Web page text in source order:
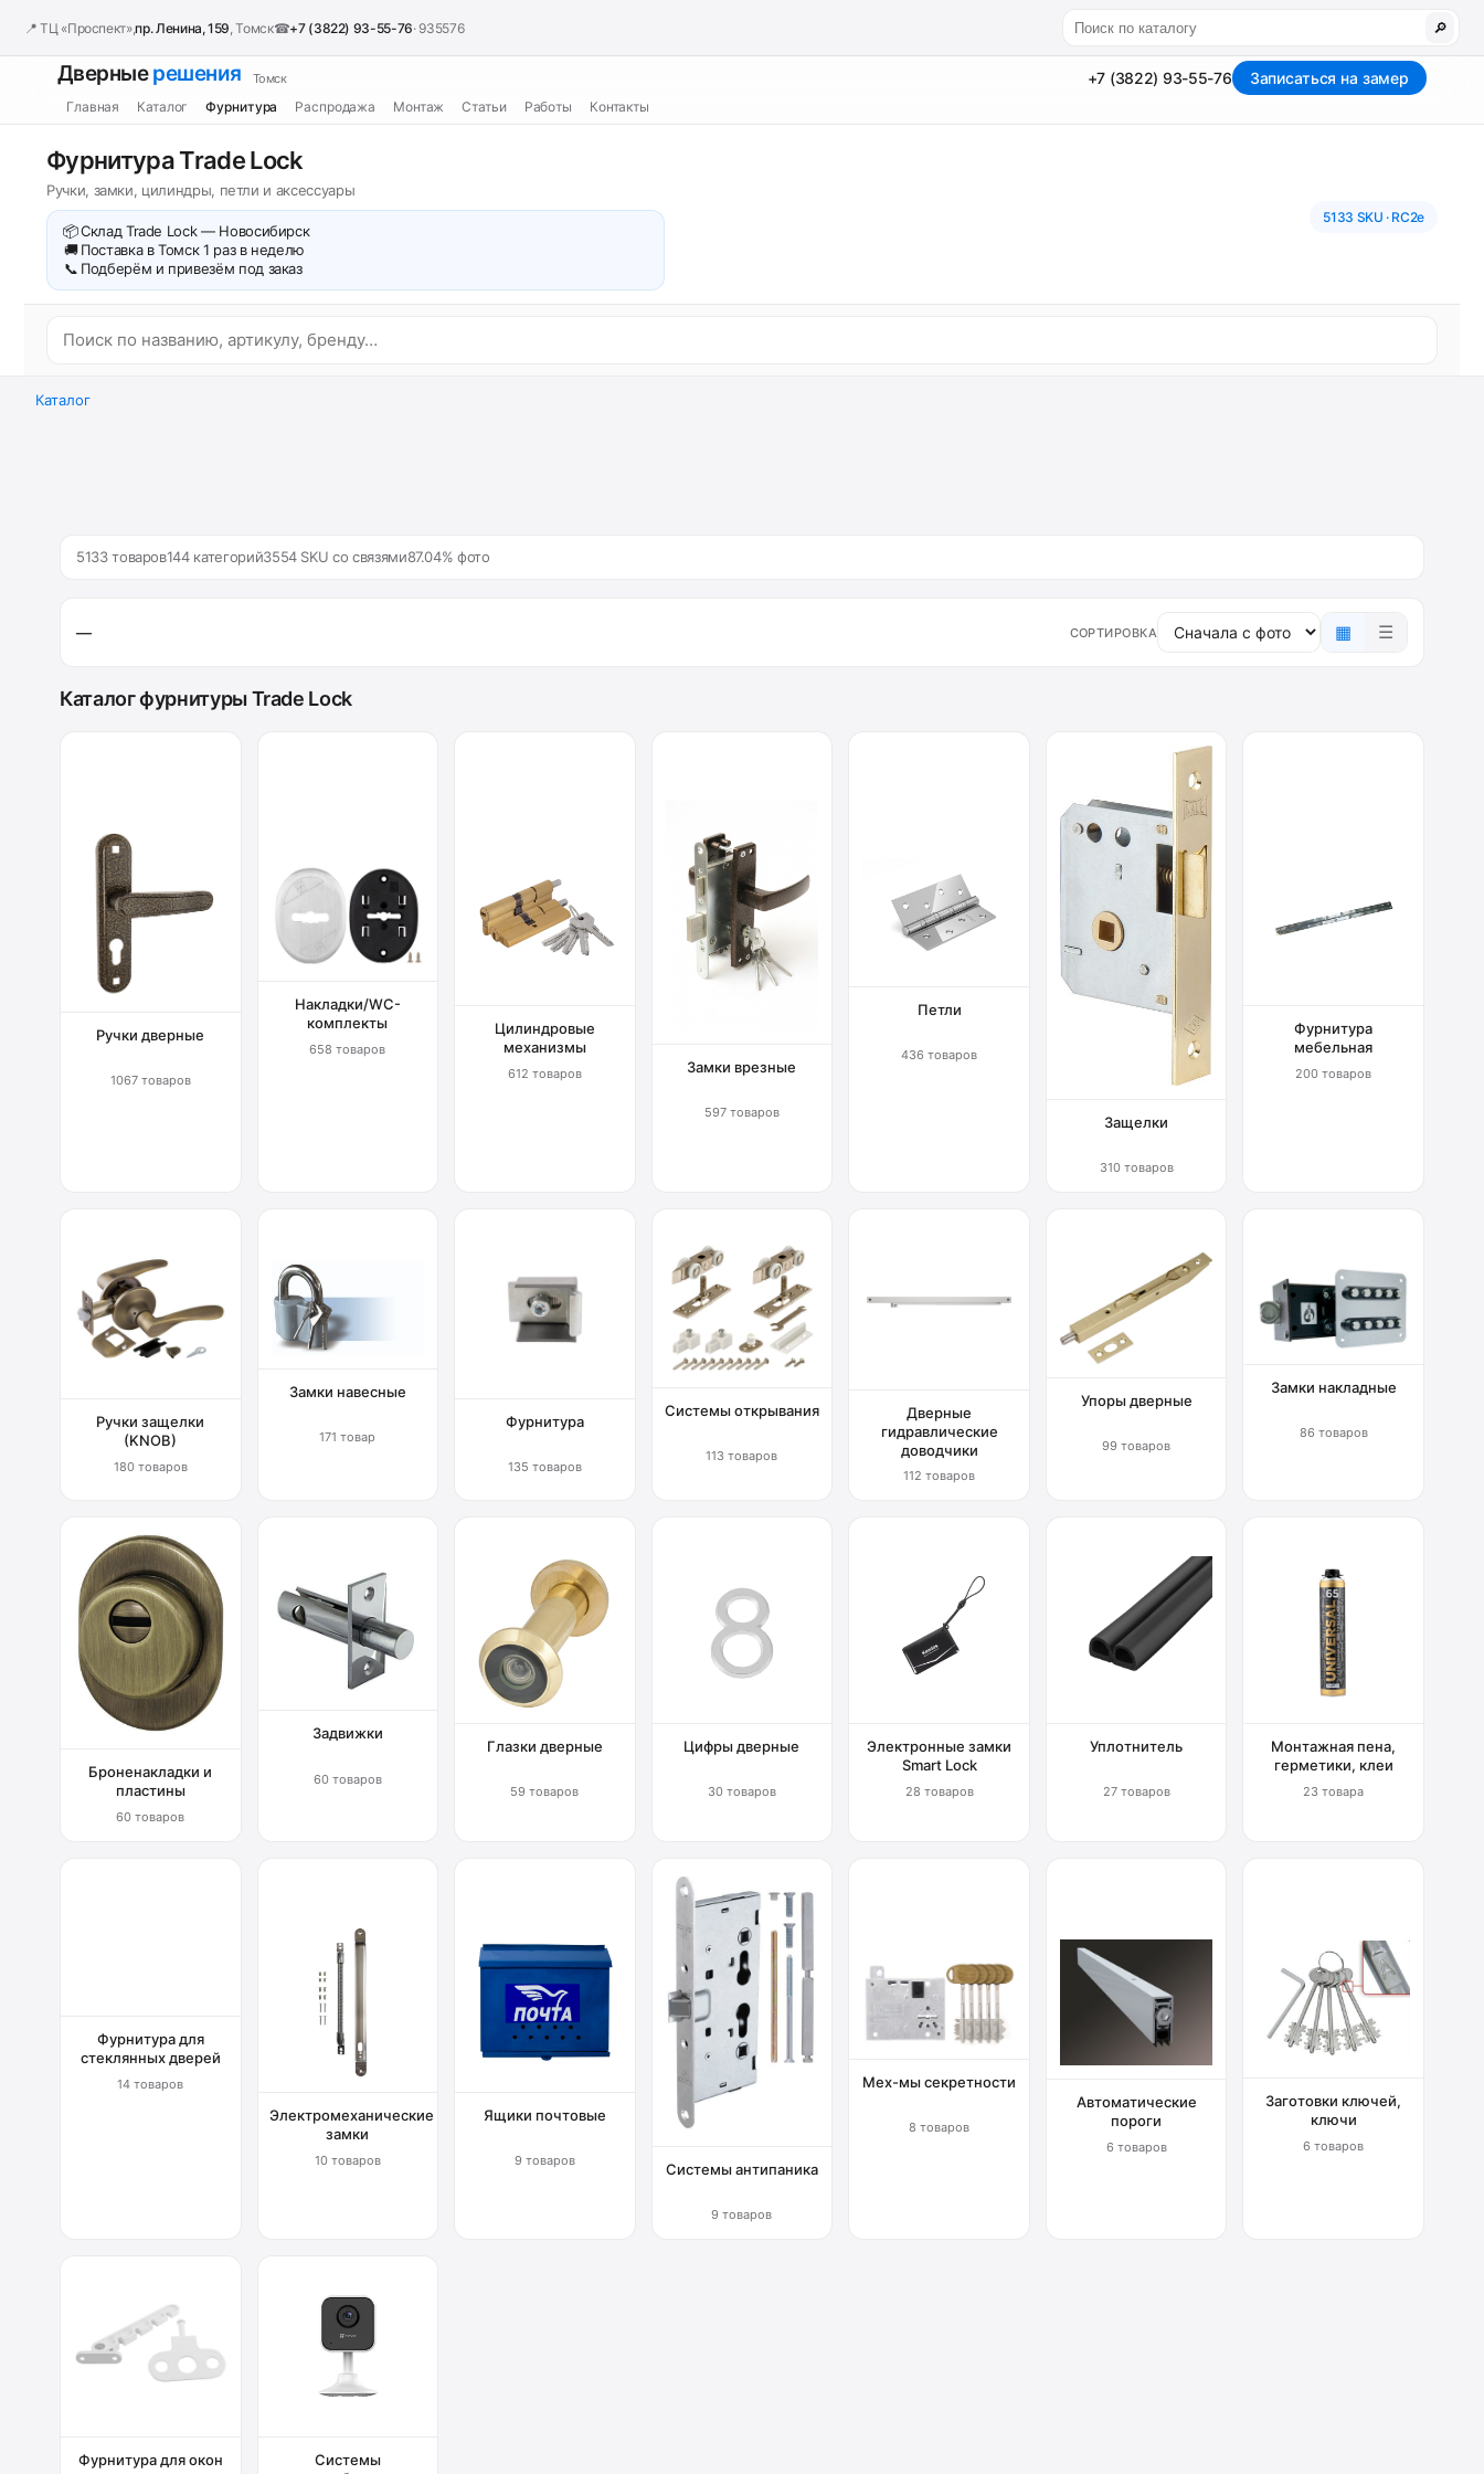
📍 ТЦ «Проспект»,пр. Ленина, 159 , Томск☎+7 (3822) 93-55-76· 935576 🔎
Дверныерешения Томск
Главная Каталог Фурнитура Распродажа Монтаж Статьи Работы Контакты
+7 (3822) 93-55-76 Записаться на замер
Фурнитура Trade Lock
Ручки, замки, цилиндры, петли и аксессуары
📦Склад Trade Lock — Новосибирск
🚚 Поставка в Томск 1 раз в неделю
📞 Подберём и привезём под заказ
5133 SKU · RC2e
Каталог
5133 товаров144 категорий3554 SKU со связями87.04% фото
— СОРТИРОВКА ▦ ☰
Каталог фурнитуры Trade Lock
Ручки дверные
1067 товаров
Накладки/WC-
комплекты
658 товаров
Цилиндровые
механизмы
612 товаров Замки врезные
597 товаров
Петли
436 товаров
Защелки
310 товаров
Фурнитура
мебельная
200 товаров
Ручки защелки
(KNOB)
180 товаров
Замки навесные
171 товар
Фурнитура
135 товаров
Системы открывания
113 товаров
Дверные
гидравлические
доводчики
112 товаров
Упоры дверные
99 товаров
Замки накладные
86 товаров
Броненакладки и
пластины
60 товаров
Задвижки
60 товаров
Глазки дверные
59 товаров
Цифры дверные
30 товаров
Электронные замки
Smart Lock
28 товаров
Уплотнитель
27 товаров
Монтажная пена,
герметики, клеи
23 товара
Фурнитура для
стеклянных дверей
14 товаров
Электромеханические
замки
10 товаров
Ящики почтовые
9 товаров Системы антипаника
9 товаров
Мех-мы секретности
8 товаров
Автоматические
пороги
6 товаров
Заготовки ключей,
ключи
6 товаров
Фурнитура для окон
Системы